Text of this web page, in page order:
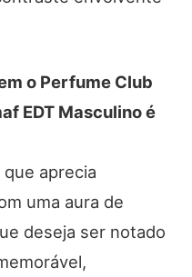
o Perfume Club
EDT Masculino é
aprecia
uma aura de
deseja ser notado